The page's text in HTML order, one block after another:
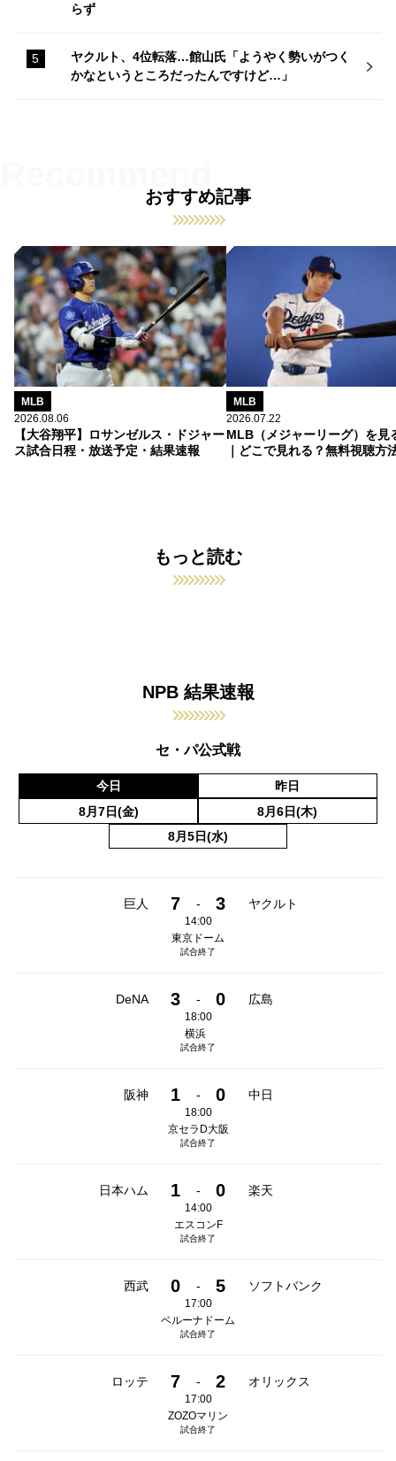
らず
ヤクルト、4位転落…館山氏「ようやく勢いがつく
かなというところだったんですけど…」
おすすめ記事
MLB
2026.08.06
【大谷翔平】ロサンゼルス・ドジャー
ス試合日程・放送予定・結果速報
MLB
2026.07.22
MLB（メジャーリーグ）を見
｜どこで見れる？無料視聴方
もっと読む
NPB 結果速報
セ・パ公式戦
今日
昨日
8月7日(金)
8月6日(木)
8月5日(水)
巨人 7 - 3 ヤクルト
14:00
東京ドーム
試合終了
DeNA 3 - 0 広島
18:00
横浜
試合終了
阪神 1 - 0 中日
18:00
京セラD大阪
試合終了
日本ハム 1 - 0 楽天
14:00
エスコンF
試合終了
西武 0 - 5 ソフトバンク
17:00
ベルーナドーム
試合終了
ロッテ 7 - 2 オリックス
17:00
ZOZOマリン
試合終了